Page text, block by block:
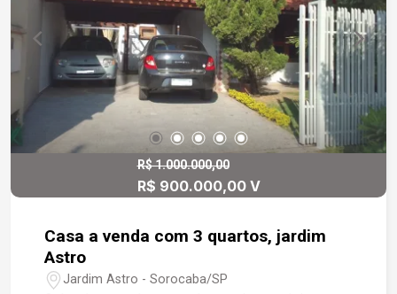
R$ 1.000.000,00
R$ 900.000,00 V
Casa a venda com 3 quartos, jardim
Astro
Jardim Astro - Sorocaba/SP